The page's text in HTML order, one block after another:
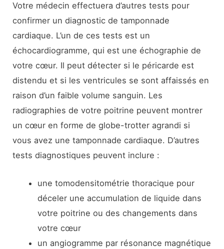
Votre médecin effectuera d’autres tests pour
confirmer un diagnostic de tamponnade
cardiaque. L’un de ces tests est un
échocardiogramme, qui est une échographie de
votre cœur. Il peut détecter si le péricarde est
distendu et si les ventricules se sont affaissés en
raison d’un faible volume sanguin. Les
radiographies de votre poitrine peuvent montrer
un cœur en forme de globe-trotter agrandi si
vous avez une tamponnade cardiaque. D’autres
tests diagnostiques peuvent inclure :
une tomodensitométrie thoracique pour
déceler une accumulation de liquide dans
votre poitrine ou des changements dans
votre cœur
un angiogramme par résonance magnétique